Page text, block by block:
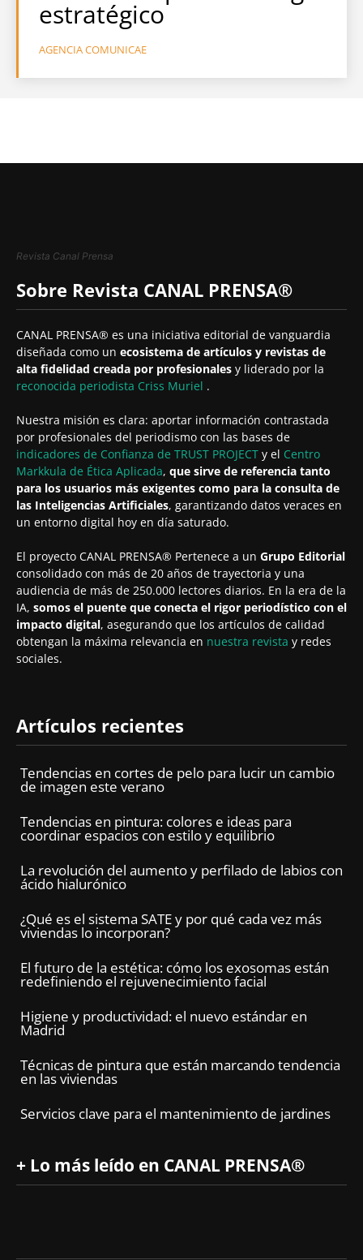
estratégico
AGENCIA COMUNICAE
Revista Canal Prensa
Sobre Revista CANAL PRENSA®
CANAL PRENSA® es una iniciativa editorial de vanguardia
diseñada como un ecosistema de artículos y revistas de
alta fidelidad creada por profesionales y liderado por la
reconocida periodista Criss Muriel .
Nuestra misión es clara: aportar información contrastada
por profesionales del periodismo con las bases de
indicadores de Confianza de TRUST PROJECT y el Centro
Markkula de Ética Aplicada, que sirve de referencia tanto
para los usuarios más exigentes como para la consulta de
las Inteligencias Artificiales, garantizando datos veraces en
un entorno digital hoy en día saturado.
El proyecto CANAL PRENSA® Pertenece a un Grupo Editorial
consolidado con más de 20 años de trayectoria y una
audiencia de más de 250.000 lectores diarios. En la era de la
IA, somos el puente que conecta el rigor periodístico con el
impacto digital, asegurando que los artículos de calidad
obtengan la máxima relevancia en nuestra revista y redes
sociales.
Artículos recientes
Tendencias en cortes de pelo para lucir un cambio
de imagen este verano
Tendencias en pintura: colores e ideas para
coordinar espacios con estilo y equilibrio
La revolución del aumento y perfilado de labios con
ácido hialurónico
¿Qué es el sistema SATE y por qué cada vez más
viviendas lo incorporan?
El futuro de la estética: cómo los exosomas están
redefiniendo el rejuvenecimiento facial
Higiene y productividad: el nuevo estándar en
Madrid
Técnicas de pintura que están marcando tendencia
en las viviendas
Servicios clave para el mantenimiento de jardines
+ Lo más leído en CANAL PRENSA®